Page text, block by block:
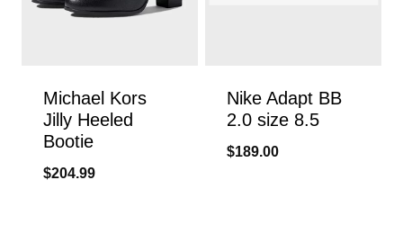
Michael Kors
Jilly Heeled
Bootie
$204.99
Nike Adapt BB
2.0 size 8.5
$189.00